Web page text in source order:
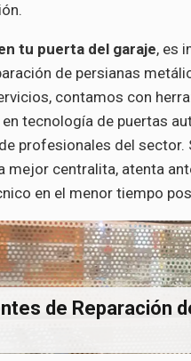
tu puerta del garaje, es
de persianas
contamos con
tecnología de puertas
profesionales del sector.
mejor centralita, atenta
en el menor tiempo
de Reparación